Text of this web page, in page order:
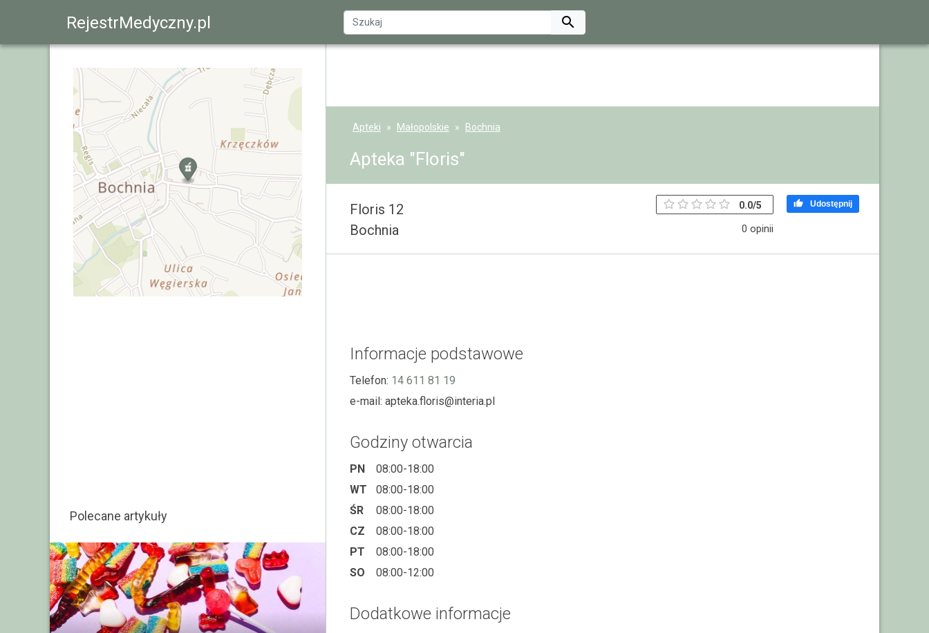
RejestrMedyczny.pl 
Apteki Małopolskie Bochnia
Apteka "Floris"
Floris 12
Bochnia
0.0/5
0 opinii
 Udostępnij
Informacje podstawowe
Telefon: 14 611 81 19
e-mail: apteka.floris@interia.pl
Godziny otwarcia
PN
08:00-18:00
WT
08:00-18:00
ŚR
08:00-18:00
CZ
08:00-18:00
PT
08:00-18:00
SO
08:00-12:00
Dodatkowe informacje
Polecane artykuły